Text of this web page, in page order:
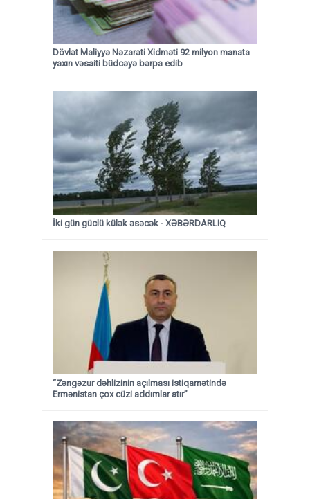
Dövlət Maliyyə Nəzarəti Xidməti 92 milyon manata
yaxın vəsaiti büdcəyə bərpa edib
İki gün güclü külək əsəcək - XƏBƏRDARLIQ
“Zəngəzur dəhlizinin açılması istiqamətində
Ermənistan çox cüzi addımlar atır”